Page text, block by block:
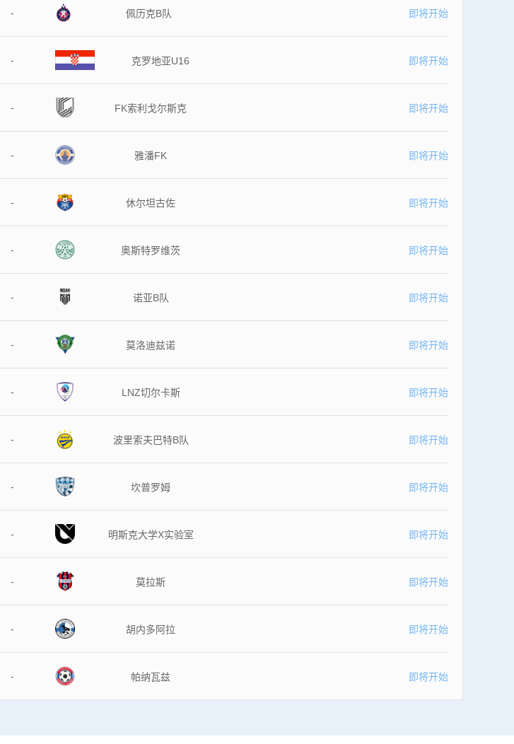
- 佩历克B队 即将开始
- 克罗地亚U16 即将开始
- FK索利戈尔斯克 即将开始
- 雅潘FK 即将开始
- 休尔坦古佐 即将开始
- 奥斯特罗维茨 即将开始
- 诺亚B队 即将开始
- 莫洛迪兹诺 即将开始
- LNZ切尔卡斯 即将开始
- 波里索夫巴特B队 即将开始
- 坎普罗姆 即将开始
- 明斯克大学X实验室 即将开始
- 莫拉斯 即将开始
- 胡内多阿拉 即将开始
- 帕纳瓦兹 即将开始